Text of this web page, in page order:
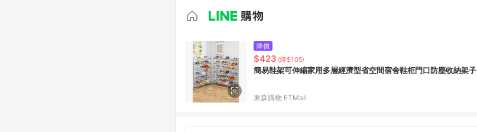
降價
$423 (降$105)
簡易鞋架可伸縮家用多層經濟型省空間宿舍鞋柜門口防塵收納架子
東森購物 ETMall